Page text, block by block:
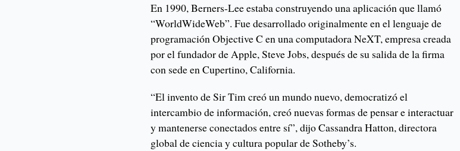
En 1990, Berners-Lee estaba construyendo una aplicación que llamó
“WorldWideWeb”. Fue desarrollado originalmente en el lenguaje de
programación Objective C en una computadora NeXT, empresa creada
por el fundador de Apple, Steve Jobs, después de su salida de la firma
con sede en Cupertino, California.
“El invento de Sir Tim creó un mundo nuevo, democratizó el
intercambio de información, creó nuevas formas de pensar e interactuar
y mantenerse conectados entre sí”, dijo Cassandra Hatton, directora
global de ciencia y cultura popular de Sotheby’s.